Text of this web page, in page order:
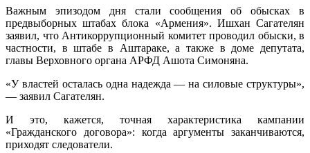
Важным эпизодом дня стали сообщения об обысках в
предвыборных штабах блока «Армения». Ишхан Сагателян
заявил, что Антикоррупционный комитет проводил обыски, в
частности, в штабе в Аштараке, а также в доме депутата,
главы Верховного органа АРФД Ашота Симоняна.
«У властей осталась одна надежда — на силовые структуры»,
— заявил Сагателян.
И это, кажется, точная характеристика кампании
«Гражданского договора»: когда аргументы заканчиваются,
приходят следователи.